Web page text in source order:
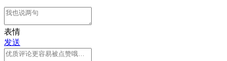
表情
发送